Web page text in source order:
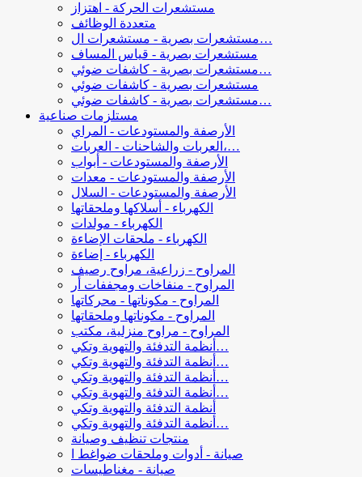
مستشعرات الحركة - اهتزاز
متعددة الوظائف
مستشعرات بصرية - مستشعرات ال…
مستشعرات بصرية - قياس المساف
مستشعرات بصرية - كاشفات ضوئي…
مستشعرات بصرية - كاشفات ضوئي
مستشعرات بصرية - كاشفات ضوئي…
مستلزمات صناعية
الأرصفة والمستودعات - المراي
العربات والشاحنات - العربات،…
الأرصفة والمستودعات - أبواب
الأرصفة والمستودعات - معدات
الأرصفة والمستودعات - السلال
الكهرباء - أسلاكها وملحقاتها
الكهرباء - مولدات
الكهرباء - ملحقات الإضاءة
الكهرباء - إضاءة
المراوح - زراعية، مراوح رصيف
المراوح - منفاخات ومجففات أر
المراوح - مكوناتها - محركاتها
المراوح - مكوناتها وملحقاتها
المراوح - مراوح منزلية، مكتب
أنظمة التدفئة والتهوية وتكي…
أنظمة التدفئة والتهوية وتكي…
أنظمة التدفئة والتهوية وتكي…
أنظمة التدفئة والتهوية وتكي…
أنظمة التدفئة والتهوية وتكي
أنظمة التدفئة والتهوية وتكي…
منتجات تنظيف وصيانة
صيانة - أدوات وملحقات ضواغط ا
صيانة - مغناطيسات